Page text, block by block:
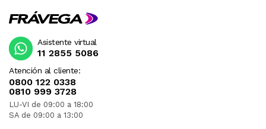
Atención al cliente:
0800 122 0338
0810 999 3728
LU-VI de 09:00 a 18:00
SA de 09:00 a 13:00
Asistente virtual
11 2855 5086